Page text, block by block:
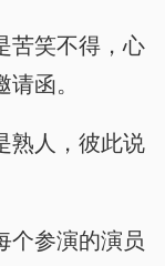
苦笑不得，心
函。
熟人，彼此说
个参演的演员